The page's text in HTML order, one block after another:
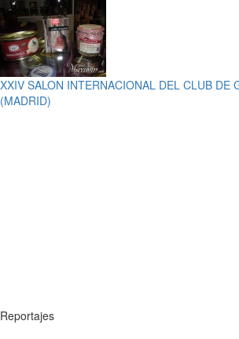
XXIV SALON INTERNACIONAL DEL CLUB DE
(MADRID)
Reportajes